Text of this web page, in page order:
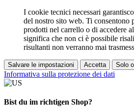
I cookie tecnici necessari
del nostro sito web. Ti consentono
prodotti nel carrello o di accedere
significa che non ci è possibile
risultanti non verranno mai
Salvare le impostazioni Accetta Solo
Informativa sulla protezione dei dati
Bist du im richtigen Shop?